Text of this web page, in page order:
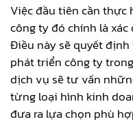
Việc đầu tiên cần
công ty đó chính là
Điều này sẽ quyết
phát triển công ty
dịch vụ sẽ tư vấn
từng loại hình kinh
đưa ra lựa chọn phù